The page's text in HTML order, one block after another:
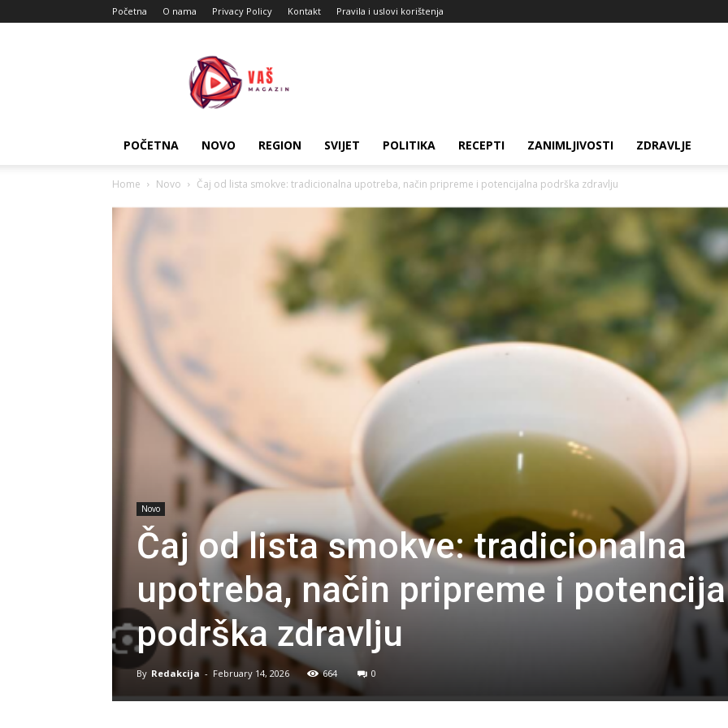
Početna O nama Privacy Policy Kontakt Pravila i uslovi korištenja
Magazin
POČETNA NOVO REGION SVIJET POLITIKA RECEPTI ZANIMLJIVOSTI ZDRAVLJE
Home Novo Čaj od lista smokve: tradicionalna upotreba, način pripreme i potencijalna podrška zdravlju
Novo
Čaj od lista smokve: tradicionalna
upotreba, način pripreme i
podrška zdravlju
By Redakcija - February 14, 2026 664 0